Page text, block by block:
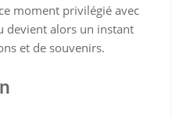
moment privilégié avec
devient alors un instant
et de souvenirs.